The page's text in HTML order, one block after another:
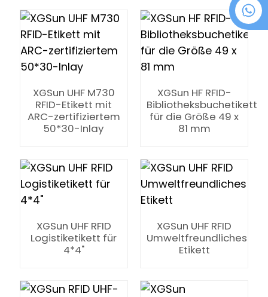
+86 18076372139
XGSun UHF M730
RFID-Etikett mit
ARC-zertifiziertem
50*30-Inlay
XGSun HF RFID-
Bibliotheksbuchetikett
für die Größe 49 x
81 mm
XGSun UHF RFID
Logistiketikett für
4*4"
XGSun UHF RFID
Umweltfreundliches
Etikett